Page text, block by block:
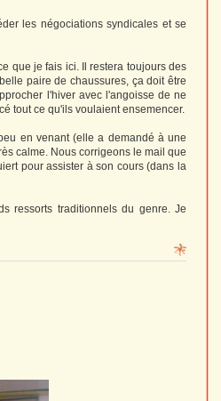
les négociations syndicales et se
que je fais ici. Il restera toujours des
paire de chaussures, ça doit être
l'hiver avec l'angoisse de ne
tout ce qu'ils voulaient ensemencer.
en venant (elle a demandé à une
calme. Nous corrigeons le mail que
pour assister à son cours (dans la
ressorts traditionnels du genre. Je